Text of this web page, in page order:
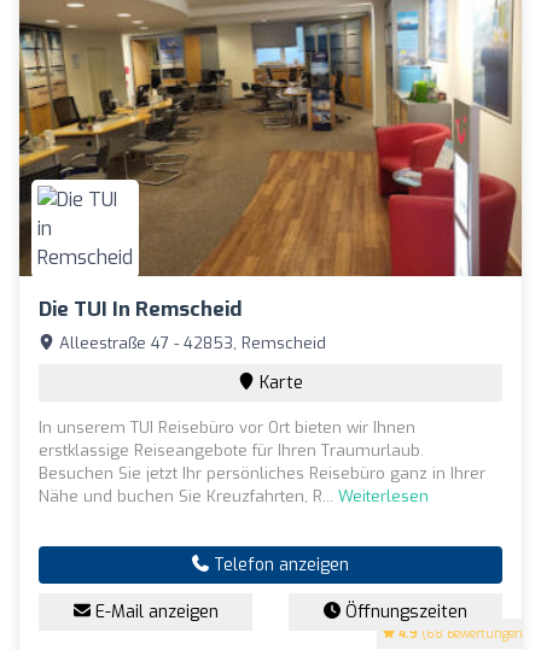
Die TUI In Remscheid
4.9 (68 Bewertungen)
Alleestraße 47 - 42853, Remscheid
Karte
In unserem TUI Reisebüro vor Ort bieten wir Ihnen
erstklassige Reiseangebote für Ihren Traumurlaub.
Besuchen Sie jetzt Ihr persönliches Reisebüro ganz in Ihrer
Nähe und buchen Sie Kreuzfahrten, R... Weiterlesen
Telefon anzeigen
E-Mail anzeigen Öffnungszeiten